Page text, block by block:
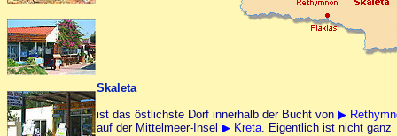
Skaleta
ist das östlichste Dorf innerhalb der Bucht von ▶
auf der Mittelmeer-Insel ▶ Kreta. Eigentlich ist nicht ganz